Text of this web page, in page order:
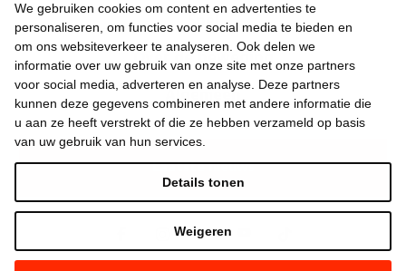
We gebruiken cookies om content en advertenties te
personaliseren, om functies voor social media te bieden en
om ons websiteverkeer te analyseren. Ook delen we
informatie over uw gebruik van onze site met onze partners
voor social media, adverteren en analyse. Deze partners
kunnen deze gegevens combineren met andere informatie die
u aan ze heeft verstrekt of die ze hebben verzameld op basis
van uw gebruik van hun services.
Weigeren
Details tonen
Snel
Over de beweging
Algemeen
Laatste nieuws